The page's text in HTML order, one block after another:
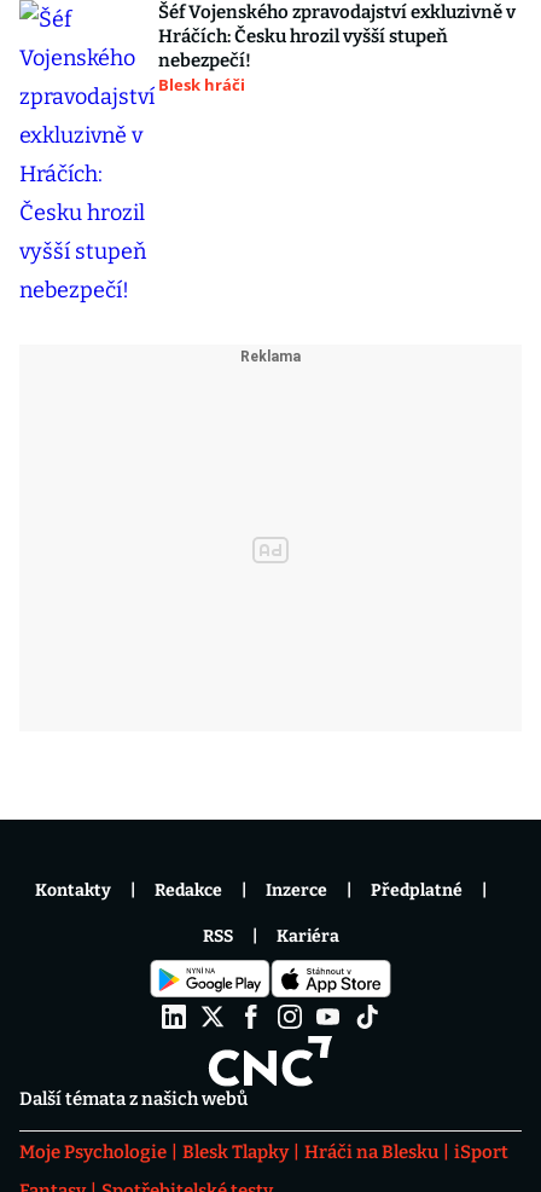
Šéf Vojenského zpravodajství exkluzivně v
Hráčích: Česku hrozil vyšší stupeň
nebezpečí!
Blesk hráči
Další témata z našich webů
Moje Psychologie Blesk Tlapky Hráči na Blesku
iSport
Kontakty Redakce Inzerce Předplatné
RSS Kariéra